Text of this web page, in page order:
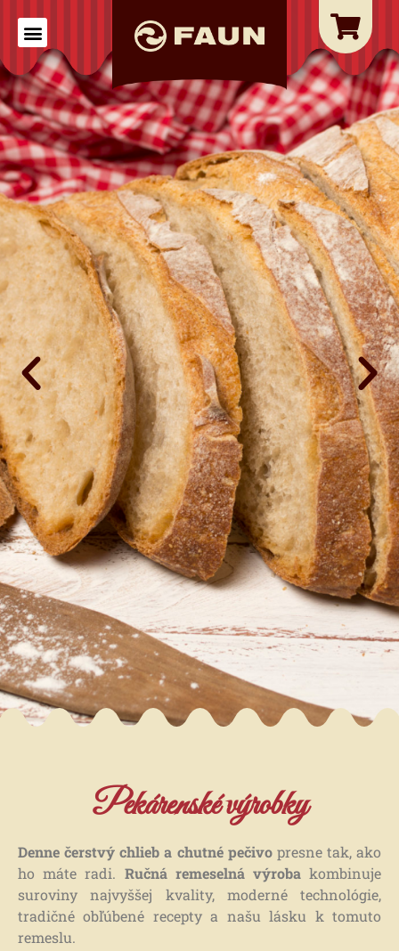
Pekárenské výrobky
Denne čerstvý chlieb a chutné pečivopresne tak, ako
ho máte radi. Ručná remeselná výrobakombinuje
suroviny najvyššej kvality, moderné technológie,
tradičné obľúbené recepty a našu lásku k tomuto
remeslu.